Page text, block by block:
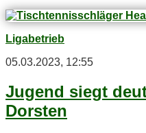
Ligabetrieb
05.03.2023, 12:55
Ju­gend siegt
Dorsten